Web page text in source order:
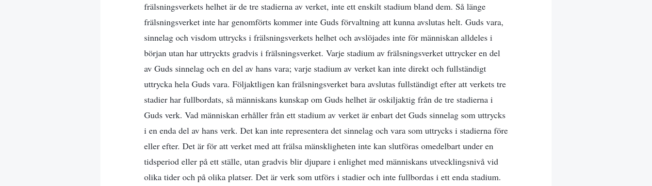
frälsningsverkets helhet är de tre stadierna av verket, inte ett enskilt stadium bland dem. Så länge
frälsningsverket inte har genomförts kommer inte Guds förvaltning att kunna avslutas helt. Guds vara,
sinnelag och visdom uttrycks i frälsningsverkets helhet och avslöjades inte för människan alldeles i
början utan har uttryckts gradvis i frälsningsverket. Varje stadium av frälsningsverket uttrycker en del
av Guds sinnelag och en del av hans vara; varje stadium av verket kan inte direkt och fullständigt
uttrycka hela Guds vara. Följaktligen kan frälsningsverket bara avslutas fullständigt efter att verkets tre
stadier har fullbordats, så människans kunskap om Guds helhet är oskiljaktig från de tre stadierna i
Guds verk. Vad människan erhåller från ett stadium av verket är enbart det Guds sinnelag som uttrycks
i en enda del av hans verk. Det kan inte representera det sinnelag och vara som uttrycks i stadierna före
eller efter. Det är för att verket med att frälsa mänskligheten inte kan slutföras omedelbart under en
tidsperiod eller på ett ställe, utan gradvis blir djupare i enlighet med människans utvecklingsnivå vid
olika tider och på olika platser. Det är verk som utförs i stadier och inte fullbordas i ett enda stadium.